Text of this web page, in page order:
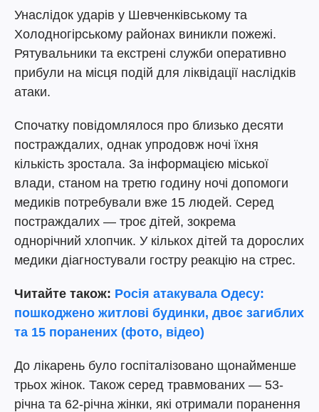
Унаслідок ударів у Шевченківському та
Холодногірському районах виникли пожежі.
Рятувальники та екстрені служби оперативно
прибули на місця подій для ліквідації наслідків
атаки.
Спочатку повідомлялося про близько десяти
постраждалих, однак упродовж ночі їхня
кількість зростала. За інформацією міської
влади, станом на третю годину ночі допомоги
медиків потребували вже 15 людей. Серед
постраждалих — троє дітей, зокрема
однорічний хлопчик. У кількох дітей та дорослих
медики діагностували гостру реакцію на стрес.
Читайте також: Росія атакувала Одесу:
пошкоджено житлові будинки, двоє загиблих
та 15 поранених (фото, відео)
До лікарень було госпіталізовано щонайменше
трьох жінок. Також серед травмованих — 53-
річна та 62-річна жінки, які отримали поранення